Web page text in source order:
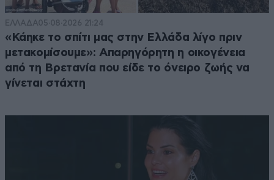
ΕΛΛΑΔΑ05·08·2026 21:24
«Κάηκε το σπίτι μας στην Ελλάδα λίγο πριν
μετακομίσουμε»: Απαρηγόρητη η οικογένεια
από τη Βρετανία που είδε το όνειρο ζωής να
γίνεται στάχτη